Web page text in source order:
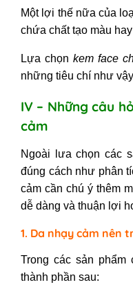
Một lợi thế nữa của
chứa chất tạo màu
Lựa chọnkem face
những tiêu chí như
IV – Những câu
cảm
Ngoài lưa chọn các
đúng cách như phân
cảm cần chú ý thêm
dễ dàng và thuận lợi
1. Da nhạy cảm nên
Trong các sản phẩm
thành phần sau: